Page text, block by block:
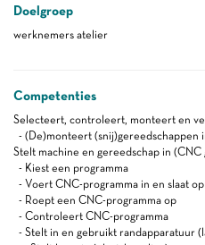
Doelgroep
werknemers atelier
Competenties
Selecteert, controleert, monteert en
- (De)monteert (snij)gereedschappen
Stelt machine en gereedschap in
- Kiest een programma
- Voert CNC-programma in en slaat op
- Roept een CNC-programma op
- Controleert CNC-programma
- Stelt in en gebruikt randapparatuur